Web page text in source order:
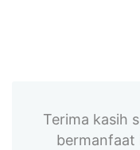
Terima kasih
bermanfaat